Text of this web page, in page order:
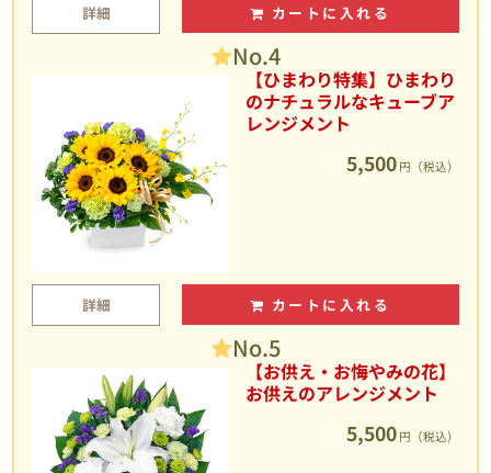
詳細 カートに入れる
No.4
【ひまわり特集】ひまわり
のナチュラルなキューブア
レンジメント
5,500 円（税込）
詳細 カートに入れる
No.5
【お供え・お悔やみの花】
お供えのアレンジメント
5,500 円（税込）